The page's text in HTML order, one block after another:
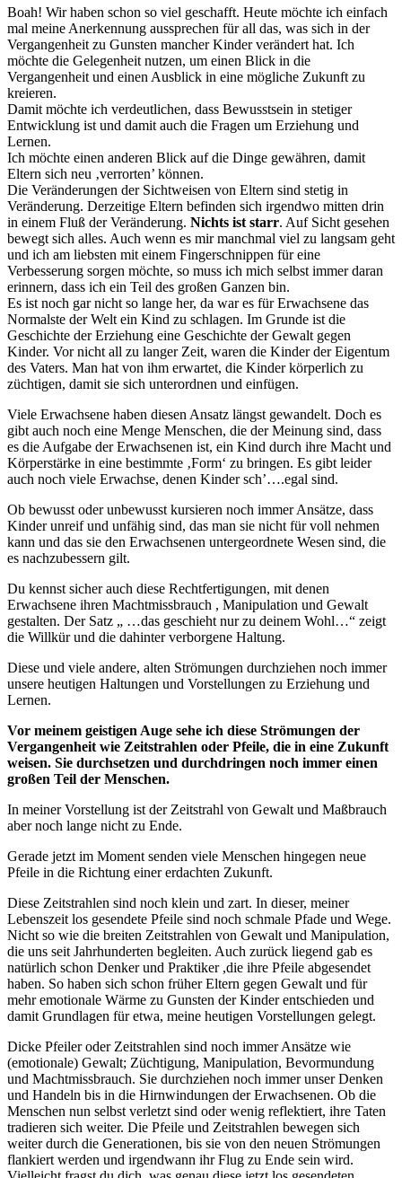
Boah! Wir haben schon so viel geschafft. Heute möchte ich einfach
mal meine Anerkennung aussprechen für all das, was sich in der
Vergangenheit zu Gunsten mancher Kinder verändert hat. Ich
möchte die Gelegenheit nutzen, um einen Blick in die
Vergangenheit und einen Ausblick in eine mögliche Zukunft zu
kreieren.
Damit möchte ich verdeutlichen, dass Bewusstsein in stetiger
Entwicklung ist und damit auch die Fragen um Erziehung und
Lernen.
Ich möchte einen anderen Blick auf die Dinge gewähren, damit
Eltern sich neu ‚verrorten’ können.
Die Veränderungen der Sichtweisen von Eltern sind stetig in
Veränderung. Derzeitige Eltern befinden sich irgendwo mitten drin
in einem Fluß der Veränderung. Nichts ist starr. Auf Sicht gesehen
bewegt sich alles. Auch wenn es mir manchmal viel zu langsam geht
und ich am liebsten mit einem Fingerschnippen für eine
Verbesserung sorgen möchte, so muss ich mich selbst immer daran
erinnern, dass ich ein Teil des großen Ganzen bin.
Es ist noch gar nicht so lange her, da war es für Erwachsene das
Normalste der Welt ein Kind zu schlagen. Im Grunde ist die
Geschichte der Erziehung eine Geschichte der Gewalt gegen
Kinder. Vor nicht all zu langer Zeit, waren die Kinder der Eigentum
des Vaters. Man hat von ihm erwartet, die Kinder körperlich zu
züchtigen, damit sie sich unterordnen und einfügen.
Viele Erwachsene haben diesen Ansatz längst gewandelt. Doch es
gibt auch noch eine Menge Menschen, die der Meinung sind, dass
es die Aufgabe der Erwachsenen ist, ein Kind durch ihre Macht und
Körperstärke in eine bestimmte ‚Form‘ zu bringen. Es gibt leider
auch noch viele Erwachse, denen Kinder sch’….egal sind.
Ob bewusst oder unbewusst kursieren noch immer Ansätze, dass
Kinder unreif und unfähig sind, das man sie nicht für voll nehmen
kann und das sie den Erwachsenen untergeordnete Wesen sind, die
es nachzubessern gilt.
Du kennst sicher auch diese Rechtfertigungen, mit denen
Erwachsene ihren Machtmissbrauch , Manipulation und Gewalt
gestalten. Der Satz „ …das geschieht nur zu deinem Wohl…“ zeigt
die Willkür und die dahinter verborgene Haltung.
Diese und viele andere, alten Strömungen durchziehen noch immer
unsere heutigen Haltungen und Vorstellungen zu Erziehung und
Lernen.
Vor meinem geistigen Auge sehe ich diese Strömungen der
Vergangenheit wie Zeitstrahlen oder Pfeile, die in eine Zukunft
weisen. Sie durchsetzen und durchdringen noch immer einen
großen Teil der Menschen.
In meiner Vorstellung ist der Zeitstrahl von Gewalt und Maßbrauch
aber noch lange nicht zu Ende.
Gerade jetzt im Moment senden viele Menschen hingegen neue
Pfeile in die Richtung einer erdachten Zukunft.
Diese Zeitstrahlen sind noch klein und zart. In dieser, meiner
Lebenszeit los gesendete Pfeile sind noch schmale Pfade und Wege.
Nicht so wie die breiten Zeitstrahlen von Gewalt und Manipulation,
die uns seit Jahrhunderten begleiten. Auch zurück liegend gab es
natürlich schon Denker und Praktiker ,die ihre Pfeile abgesendet
haben. So haben sich schon früher Eltern gegen Gewalt und für
mehr emotionale Wärme zu Gunsten der Kinder entschieden und
damit Grundlagen für etwa, meine heutigen Vorstellungen gelegt.
Dicke Pfeiler oder Zeitstrahlen sind noch immer Ansätze wie
(emotionale) Gewalt; Züchtigung, Manipulation, Bevormundung
und Machtmissbrauch. Sie durchziehen noch immer unser Denken
und Handeln bis in die Hirnwindungen der Erwachsenen. Ob die
Menschen nun selbst verletzt sind oder wenig reflektiert, ihre Taten
tradieren sich weiter. Die Pfeile und Zeitstrahlen bewegen sich
weiter durch die Generationen, bis sie von den neuen Strömungen
flankiert werden und irgendwann ihr Flug zu Ende sein wird.